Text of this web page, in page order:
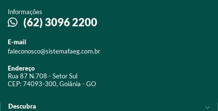
Informações
(62) 3096 2200
E-mail
faleconosco@sistemafaeg.com.br
Endereço
Rua 87 N.708 - Setor Sul
CEP: 74093-300, Goiânia - GO
Descubra